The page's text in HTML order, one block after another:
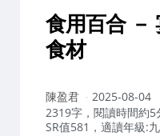
食用百合 －
食材
作
者：
陳盈君
2025-08-04
2319字，閱讀時間約5
SR值581，適讀年級: